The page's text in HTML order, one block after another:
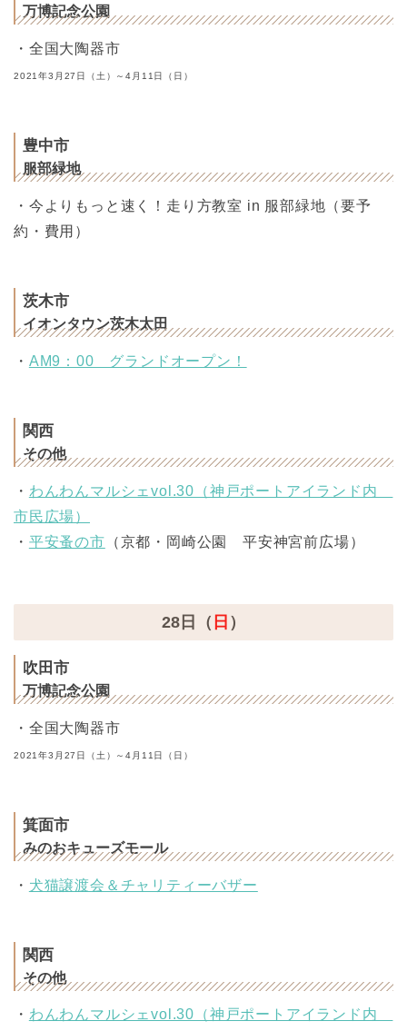
万博記念公園
・全国大陶器市
2021年3月27日（土）～4月11日（日）
豊中市
服部緑地
・今よりもっと速く！走り方教室 in 服部緑地（要予
約・費用）
茨木市
イオンタウン茨木太田
・ AM9：00 グランドオープン！
関西
その他
・ わんわんマルシェvol.30（神戸ポートアイランド内
市民広場）
・ 平安蚤の市 （京都・岡崎公園 平安神宮前広場）
28日（ 日 ）
吹田市
万博記念公園
・全国大陶器市
2021年3月27日（土）～4月11日（日）
箕面市
みのおキューズモール
・ 犬猫譲渡会＆チャリティーバザー
関西
その他
・ わんわんマルシェvol.30（神戸ポートアイランド内